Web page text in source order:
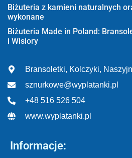
Biżuteria z kamieni naturalnych
wykonane
Biżuteria Made in Poland:
i Wisiory
Bransoletki, Kolczyki,
sznurkowe@wyplatanki.pl
+48 516 526 504
www.wyplatanki.pl
Informacje: